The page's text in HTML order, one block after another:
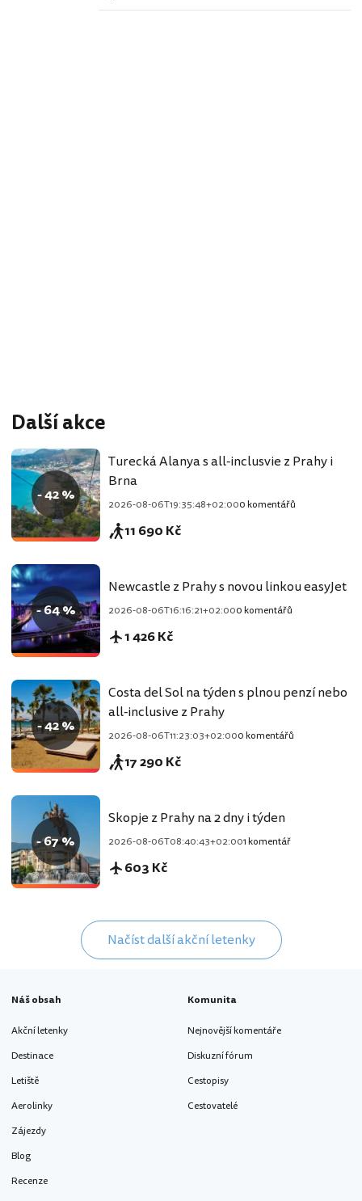
Další akce
- 42 %
Turecká Alanya s all-inclusvie z Prahy i
Brna
2026-08-06T19:35:48+02:000 komentářů
11 690 Kč
- 64 %
Newcastle z Prahy s novou linkou easyJet
2026-08-06T16:16:21+02:000 komentářů
1 426 Kč
- 42 %
Costa del Sol na týden s plnou penzí nebo
all-inclusive z Prahy
2026-08-06T11:23:03+02:000 komentářů
17 290 Kč
- 67 %
Skopje z Prahy na 2 dny i týden
2026-08-06T08:40:43+02:001 komentář
603 Kč
Načíst další akční letenky
Náš obsah
Akční letenky
Destinace
Letiště
Aerolinky
Zájezdy
Blog
Recenze
Komunita
Nejnovější komentáře
Diskuzní fórum
Cestopisy
Cestovatelé